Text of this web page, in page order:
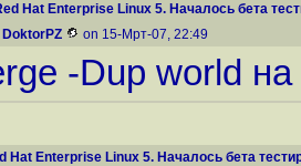
Hat Enterprise Linux 5. Началось бета
DoktorPZ on 15-Мрт-07, 22:49
-Dup world
Enterprise Linux 5. Началось бета